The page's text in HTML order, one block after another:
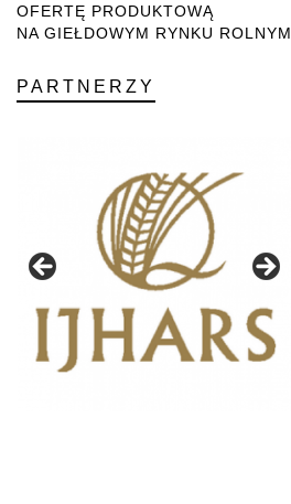
OFERTĘ PRODUKTOWĄ
NA GIEŁDOWYM RYNKU ROLNYM
PARTNERZY